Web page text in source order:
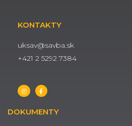
KONTAKTY
uksav@savba.sk
+421 2 5292 7384
DOKUMENTY